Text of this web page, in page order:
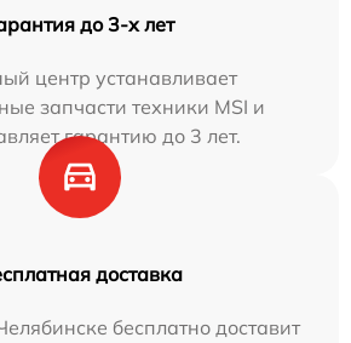
до 3-х лет
центр устанавливает
запчасти техники MSI и
гарантию до 3 лет.
доставка
бесплатно доставит